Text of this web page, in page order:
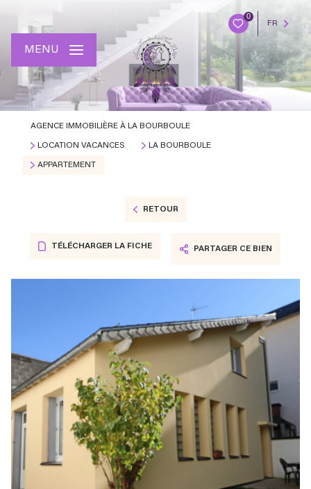
0
FR
MENU
AGENCE IMMOBILIÈRE À LA BOURBOULE
LOCATION VACANCES LA BOURBOULE
APPARTEMENT
RETOUR
TÉLÉCHARGER LA FICHE PARTAGER CE BIEN